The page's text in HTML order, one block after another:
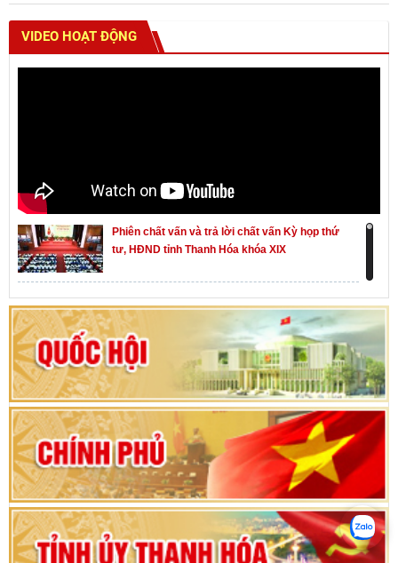
VIDEO HOẠT ĐỘNG
Phiên chất vấn và trả lời chất vấn Kỳ họp thứ
tư, HĐND tỉnh Thanh Hóa khóa XIX
Khai mạc kỳ họp thứ Nhất, Quốc hội khóa XVI
Hướng dẫn quy trình bỏ phiếu bầu cử ĐBQH
khoá XVI và đại biểu HĐND các cấp nhiệm kỳ
2026-2031
80 năm Quốc hội Việt Nam: vì lợi ích Nhân dân,
vì sự phát triển của đất nước
Bộ Chính trị duyệt nội dung Đại hội đại biểu
Đảng bộ tỉnh Thanh Hóa lần thứ XX, nhiệm kỳ
2025 - 2030